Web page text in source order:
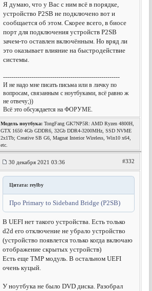
Я думаю, что у Вас с ним всё в порядке,
устройство P2SB не подключено вот и
сообщается об этом. Скорее всего, в биосе
порт для подключения устройств P2SB
зачем-то оставлен включённым. Но вряд ли
это оказывает влияние на быстродействие
системы.
---------------------------------------------------------
И не надо мне писать письма или в личку по
вопросам, связанным с ноутбуками, всё равно ж
не отвечу;))
Всё это обсуждается на ФОРУМЕ.
Модель ноутбука: TongFang GK7NP5R: AMD Ryzen 4800H,
GTX 1650 4Gb GDDR6, 32Gb DDR4-3200MHz, SSD NVME
2x1Tb; Creative SB G6, Magnat Interior Wireless, Win10 x64,
etc.
30 декабря 2021 03:36 #332
Цитата: reylby
Про Primary to Sideband Bridge (P2SB)
В UEFI нет такого устройства. Есть только
d2d его отключение не убрало устройство
(устройство появлется только когда включаю
отображение скрытых устройств)
Есть еще TMP модуль. В остальном UEFI
очень куцый.
У ноутбука не было DVD диска. Разобрал